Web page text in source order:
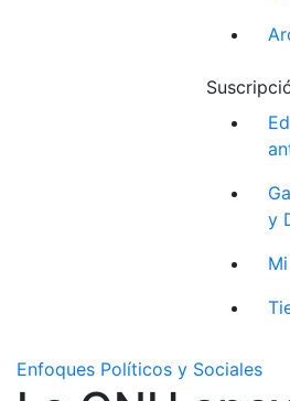
y
Enfoques Políticos y Sociales